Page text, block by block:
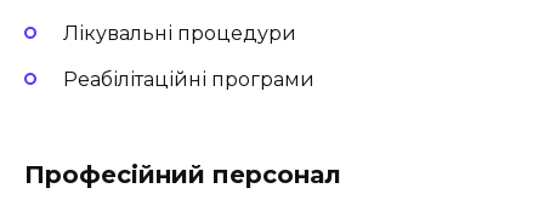
Лікувальні процедури
Реабілітаційні програми
Професійний персонал